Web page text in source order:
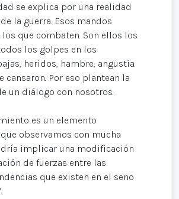
se explica por una realidad
la guerra. Esos mandos
que combaten. Son ellos los
los golpes en los
heridos, hambre, angustia.
cansaron. Por eso plantean la
un diálogo con nosotros.
es un elemento
observamos con mucha
implicar una modificación
de fuerzas entre las
que existen en el seno